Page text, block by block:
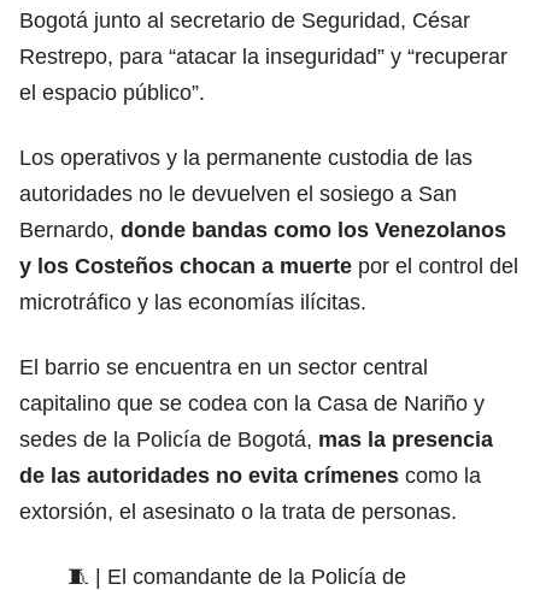
Bogotá junto al secretario de Seguridad, César
Restrepo, para “atacar la inseguridad” y “recuperar
el espacio público”.
Los operativos y la permanente custodia de las
autoridades no le devuelven el sosiego a San
Bernardo, donde bandas como los Venezolanos
y los Costeños chocan a muerte por el control del
microtráfico y las economías ilícitas.
El barrio se encuentra en un sector central
capitalino que se codea con la Casa de Nariño y
sedes de la Policía de Bogotá, mas la presencia
de las autoridades no evita crímenes como la
extorsión, el asesinato o la trata de personas.
🧵 | El comandante de la Policía de